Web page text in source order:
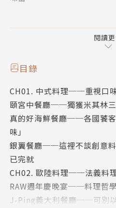
龍吟；一星的MUME、
和等摘星名店，餐廳的獨特
此次米其林未能介紹的中南
家東京全球第一的鐵板燒，
頸期待下於台北開分店。又
店裡全是台北吃不到的好食
的都鮨蘭奢待……。
把餐廳變成美食教室，培養你
美食作家黃宏輝除了暢談自
享6大類料理的品食秘訣。
閱讀
目錄
CH01. 中式料理──重視口
頤宮中餐廳──獨獲米其林
真的好海鮮餐廳──各國饕
味」
銀翼餐廳──這裡不談創意
已完就
CH02. 歐陸料理──法義料
RAW週年慶晚宴──料理哲
J-Ping義大利餐廳──可別